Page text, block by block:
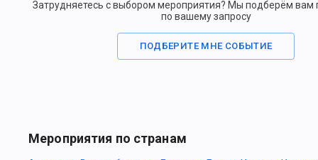
Затрудняетесь с выбором мероприятия? Мы подберём вам
по вашему запросу
ПОДБЕРИТЕ МНЕ СОБЫТИЕ
Мероприятия по странам